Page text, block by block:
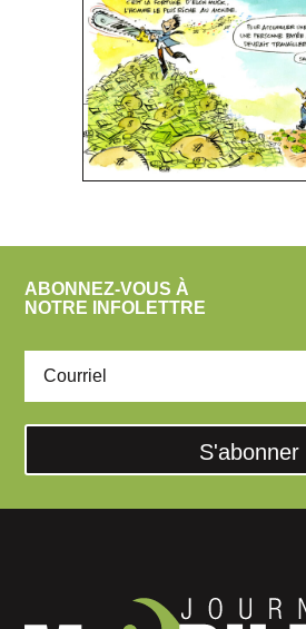
ABONNEZ-VOUS À
NOTRE INFOLETTRE
S'abonner